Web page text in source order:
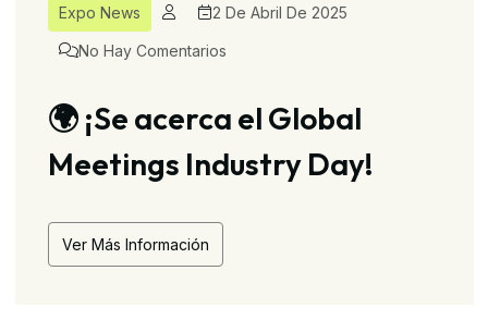
Expo News 2 De Abril De 2025
No Hay Comentarios
🌍 ¡Se acerca el Global
Meetings Industry Day!
Ver Más Información